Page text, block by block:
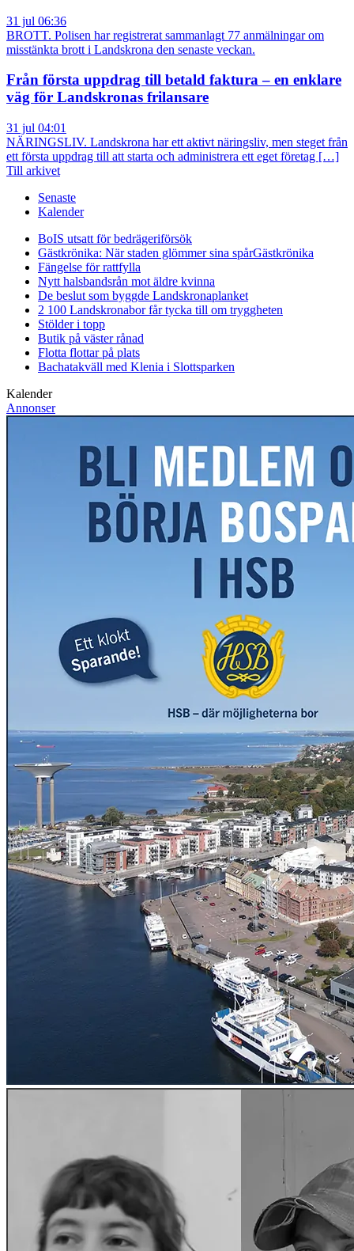
31 jul 06:36
BROTT. Polisen har registrerat sammanlagt 77 anmälningar om
misstänkta brott i Landskrona den senaste veckan.
Från första uppdrag till betald faktura – en enklare
väg för Landskronas frilansare
31 jul 04:01
NÄRINGSLIV. Landskrona har ett aktivt näringsliv, men steget från
ett första uppdrag till att starta och administrera ett eget företag […]
Till arkivet
Senaste
Kalender
BoIS utsatt för bedrägeriförsök
Gästkrönika: När staden glömmer sina spårGästkrönika
Fängelse för rattfylla
Nytt halsbandsrån mot äldre kvinna
De beslut som byggde Landskronaplanket
2 100 Landskronabor får tycka till om tryggheten
Stölder i topp
Butik på väster rånad
Flotta flottar på plats
Bachatakväll med Klenia i Slottsparken
Kalender
Annonser